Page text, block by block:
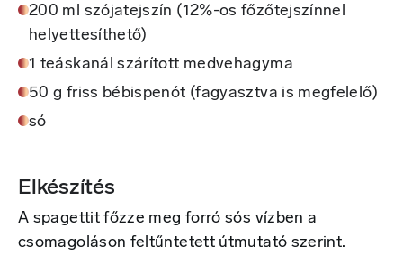
200 ml szójatejszín (12%-os főzőtejszínnel
helyettesíthető)
1 teáskanál szárított medvehagyma
50 g friss bébispenót (fagyasztva is megfelelő)
só
Elkészítés
A spagettit főzze meg forró sós vízben a
csomagoláson feltűntetett útmutató szerint.